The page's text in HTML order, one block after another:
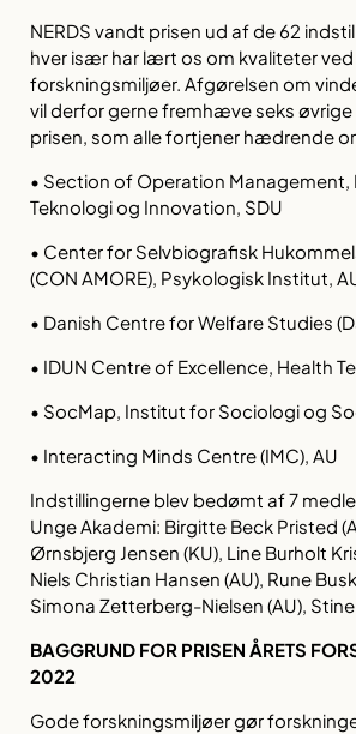
NERDS vandt prisen ud af de 62
hver især har lært os om kvaliteter
forskningsmiljøer. Afgørelsen om
vil derfor gerne fremhæve seks øvrige
prisen, som alle fortjener hædrende
• Section of Operation
Teknologi og Innovation, SDU
• Center for Selvbiografisk
(CON AMORE), Psykologisk Institut,
• Danish Centre for Welfare Studies
• IDUN Centre of Excellence, Health
• SocMap, Institut for Sociologi og
• Interacting Minds Centre (IMC), AU
Indstillingerne blev bedømt af 7
Unge Akademi: Birgitte Beck Pristed
Ørnsbjerg Jensen (KU), Line Burholt
Niels Christian Hansen (AU), Rune
Simona Zetterberg-Nielsen (AU),
BAGGRUND FOR PRISEN ÅRETS
2022
Gode forskningsmiljøer gør